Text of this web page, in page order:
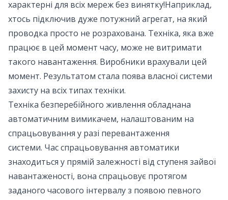
характерні для всіх мереж без винятку!Наприклад,
хтось підключив дуже потужний агрегат, на який
проводка просто не розрахована. Техніка, яка вже
працює в цей момент часу, може не витримати
такого навантаження. Виробники врахували цей
момент. Результатом стала поява власної системи
захисту на всіх типах техніки.
Техніка безперебійного живлення обладнана
автоматичним вимикачем, налаштованим на
спрацьовування у разі перевантаження
системи. Час спрацьовування автоматики
знаходиться у прямій залежності від ступеня зайвої
навантаженості, вона спрацьовує протягом
заданого часового інтервалу з появою певного